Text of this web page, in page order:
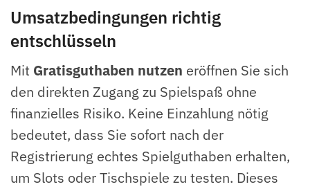
Umsatzbedingungen richtig
entschlüsseln
Mit Gratisguthaben nutzen eröffnen Sie sich
den direkten Zugang zu Spielspaß ohne
finanzielles Risiko. Keine Einzahlung nötig
bedeutet, dass Sie sofort nach der
Registrierung echtes Spielguthaben erhalten,
um Slots oder Tischspiele zu testen. Dieses